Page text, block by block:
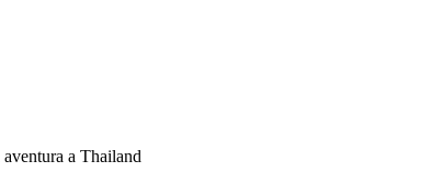
aventura a Thailand